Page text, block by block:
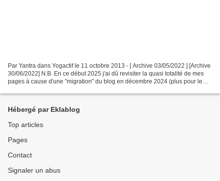
Par Yantra dans Yogactif le 11 octobre 2013 - [ Archive 03/05/2022 ] [Archive
30/06/2022] N.B. En ce début 2025 j'ai dû revisiter la quasi totalité de mes
pages à cause d'une "migration" du blog en décembre 2024 (plus pour le
Hébergé par Eklablog
Top articles
Pages
Contact
Signaler un abus